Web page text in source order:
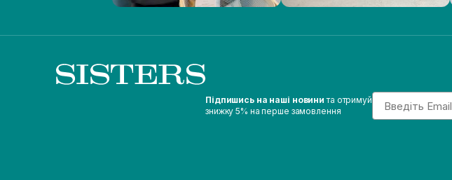
Підпишись на наші новини та отримуй
знижку 5% на перше замовлення
Email